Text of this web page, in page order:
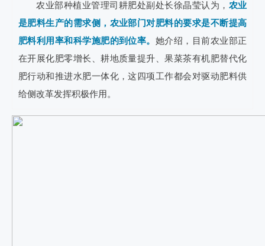
农业部种植业管理司耕肥处副处长徐晶莹认为， 农业
是肥料生产的需求侧，农业部门对肥料的要求是不断提高
肥料利用率和科学施肥的到位率。 她介绍，目前农业部正
在开展化肥零增长、耕地质量提升、果菜茶有机肥替代化
肥行动和推进水肥一体化，这四项工作都会对驱动肥料供
给侧改革发挥积极作用。